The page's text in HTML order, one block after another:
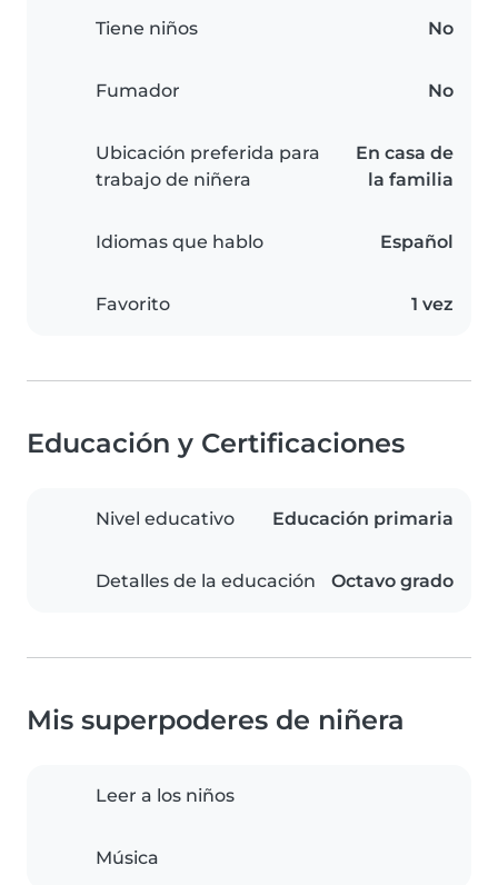
Tiene niños No
Fumador No
Ubicación preferida para
trabajo de niñera
En casa de
la familia
Idiomas que hablo Español
Favorito 1 vez
Educación y Certificaciones
Nivel educativo Educación primaria
Detalles de la educación Octavo grado
Mis superpoderes de niñera
Leer a los niños
Música